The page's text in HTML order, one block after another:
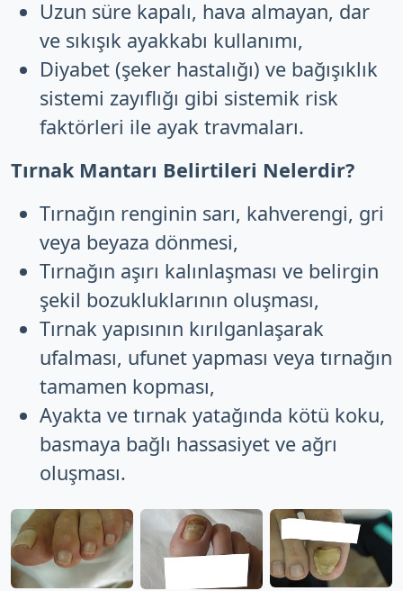
Uzun süre kapalı, hava almayan, dar
ve sıkışık ayakkabı kullanımı,
Diyabet (şeker hastalığı) ve bağışıklık
sistemi zayıflığı gibi sistemik risk
faktörleri ile ayak travmaları.
Tırnak Mantarı Belirtileri Nelerdir?
Tırnağın renginin sarı, kahverengi, gri
veya beyaza dönmesi,
Tırnağın aşırı kalınlaşması ve belirgin
şekil bozukluklarının oluşması,
Tırnak yapısının kırılganlaşarak
ufalması, ufunet yapması veya tırnağın
tamamen kopması,
Ayakta ve tırnak yatağında kötü koku,
basmaya bağlı hassasiyet ve ağrı
oluşması.